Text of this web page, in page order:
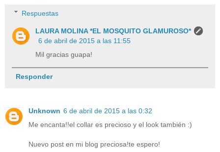
Respuestas
LAURA MOLINA *EL MOSQUITO GLAMUROSO*
6 de abril de 2015 a las 11:55
Mil gracias guapa!
Responder
Unknown 6 de abril de 2015 a las 0:32
Me encanta!!el collar es precioso y el look también :)
Nuevo post en mi blog preciosa!te espero!